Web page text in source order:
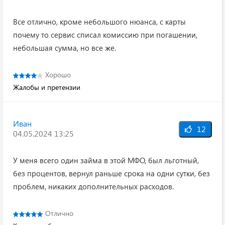
Все отлично, кроме небольшого нюанса, с карты
почему то сервис списал комиссию при погашении,
небольшая сумма, но все же.
Хорошо
Жалобы и претензии
Иван
04.05.2024 13:25
12
У меня всего один займа в этой МФО, был льготный,
без процентов, вернул раньше срока на одни сутки, без
проблем, никаких дополнительных расходов.
Отлично